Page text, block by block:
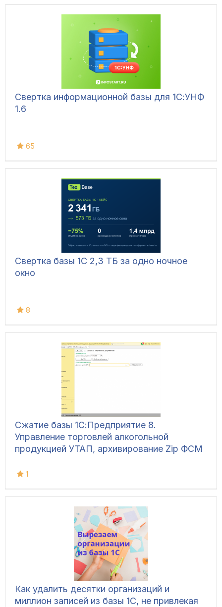
Свертка информационной базы для 1С:УНФ
1.6
65
Свертка базы 1С 2,3 ТБ за одно ночное
окно
8
Сжатие базы 1С:Предприятие 8.
Управление торговлей алкогольной
продукцией УТАП, архивирование Zip ФСМ
1
Как удалить десятки организаций и
миллион записей из базы 1С, не привлекая